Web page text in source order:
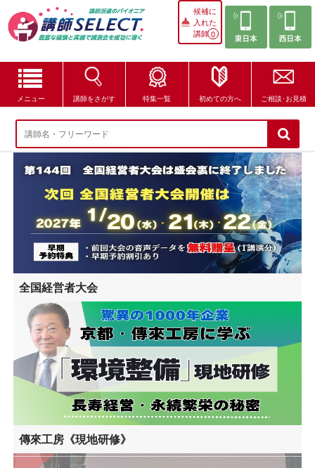
候補に
入れた
講師0
メニュー 講師をさがす 特集一覧 初めての方へ ご相談･お見積
講師をさがす
特集一覧
講師セレクトが選ばれる理由
ブログ・コラム
はじめての方へ
ご相談・お見積
全国経営者大会
傳來工房《現地研修》